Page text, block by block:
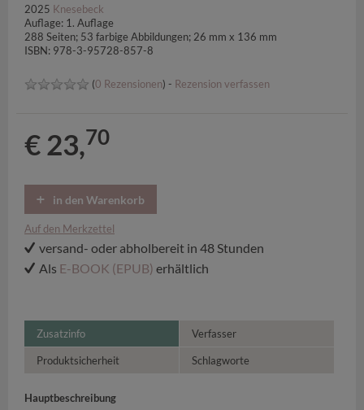
2025 Knesebeck
Auflage: 1. Auflage
288 Seiten; 53 farbige Abbildungen; 26 mm x 136 mm
ISBN: 978-3-95728-857-8
(0 Rezensionen) - Rezension verfassen
€ 23,70
in den Warenkorb
Auf den Merkzettel
versand- oder abholbereit in 48 Stunden
Als E-BOOK (EPUB) erhältlich
Zusatzinfo Verfasser
Produktsicherheit Schlagworte
Hauptbeschreibung